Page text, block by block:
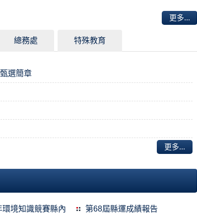
更多...
總務處 特殊教育
選簡章
更多...
境知識競賽縣內
第68屆縣運成績報告